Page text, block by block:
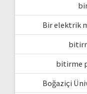
Bir elektrik
bitirme
Boğaziçi